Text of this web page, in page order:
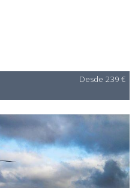
Desde 239 €